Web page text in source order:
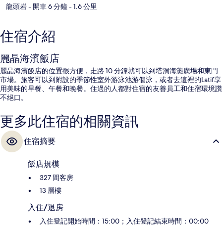
龍頭岩- 開車 6 分鐘- 1.6 公里
住宿介紹
麗晶海濱飯店
麗晶海濱飯店的位置很方便，走路 10 分鐘就可以到塔洞海灘廣場和東門
市場。旅客可以到附設的季節性室外游泳池游個泳，或者去這裡的Latif享
用美味的早餐、午餐和晚餐。住過的人都對住宿的友善員工和住宿環境讚
不絕口。
更多此住宿的相關資訊
住宿摘要
飯店規模
327 間客房
13 層樓
入住/退房
入住登記開始時間：15:00；入住登記結束時間：00:00